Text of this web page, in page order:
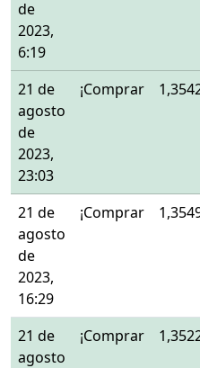
de
2023,
6:19
21 de
agosto
de
2023,
23:03
¡Comprar
21 de
agosto
de
2023,
16:29
¡Comprar
21 de
agosto
¡Comprar